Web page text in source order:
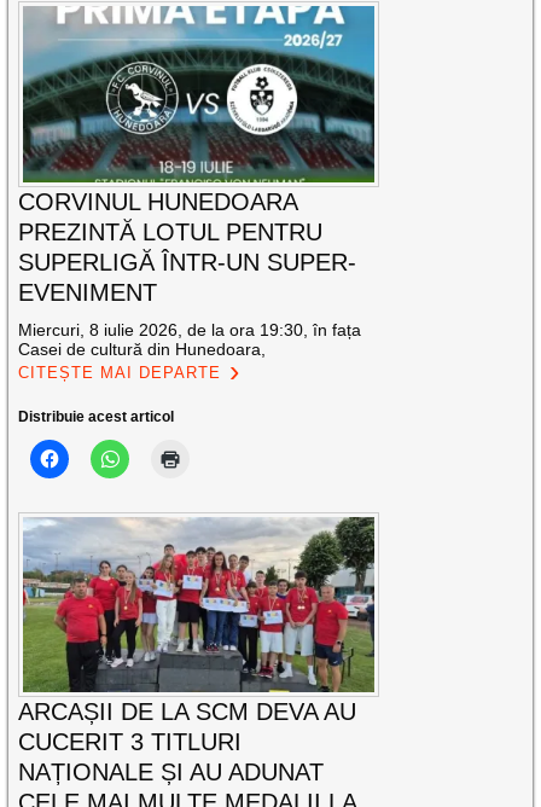
CORVINUL HUNEDOARA
PREZINTĂ LOTUL PENTRU
SUPERLIGĂ ÎNTR-UN SUPER-
EVENIMENT
Miercuri, 8 iulie 2026, de la ora 19:30, în fața
Casei de cultură din Hunedoara,
CITEȘTE MAI DEPARTE
Distribuie acest articol
ARCAȘII DE LA SCM DEVA AU
CUCERIT 3 TITLURI
NAȚIONALE ȘI AU ADUNAT